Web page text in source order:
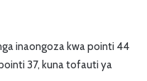
inaongoza kwa pointi 44
37, kuna tofauti ya